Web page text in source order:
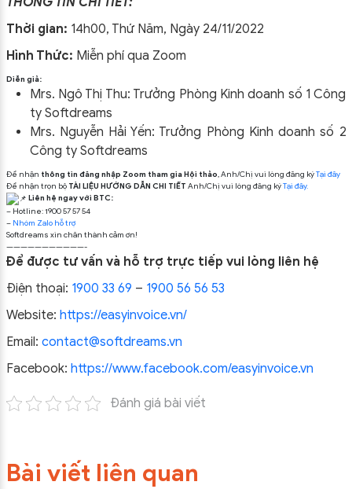
Thời gian: 14h00, Thứ Năm, Ngày 24/11/2022
Hình Thức: Miễn phí qua Zoom
Diễn giả:
Mrs. Ngô Thị Thu: Trưởng Phòng Kinh doanh số 1 Công
ty Softdreams
Mrs. Nguyễn Hải Yến: Trưởng Phòng Kinh doanh số 2
Công ty Softdreams
Để nhận thông tin đăng nhập Zoom tham gia Hội thảo, Anh/Chị vui lòng đăng kýTại đây
Để nhận trọn bộ TÀI LIỆU HƯỚNG DẪN CHI TIẾT Anh/Chị vui lòng đăng kýTại đây.
Liên hệ ngay với BTC:
– Hotline: 1900 57 57 54
– Nhóm Zalo hỗ trợ
Softdreams xin chân thành cảm ơn!
———————————-
Để được tư vấn và hỗ trợ trực tiếp vui lòng liên hệ
Điện thoại: 1900 33 69 – 1900 56 56 53
Website: https://easyinvoice.vn/
Email: contact@softdreams.vn
Facebook: https://www.facebook.com/easyinvoice.vn
Đánh giá bài viết
Bài viết liên quan